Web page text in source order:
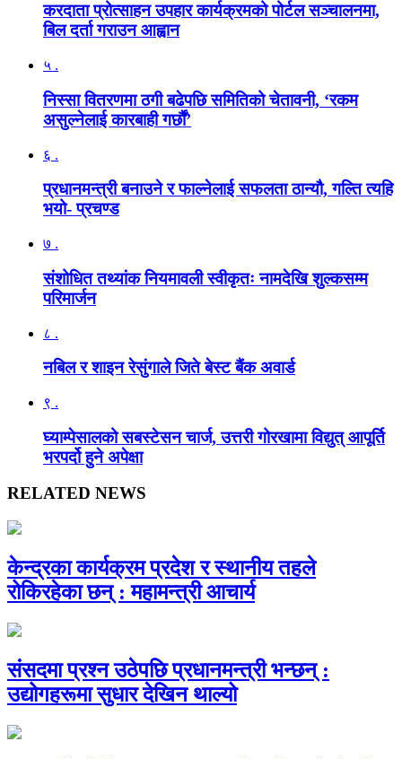
करदाता प्रोत्साहन उपहार कार्यक्रमको पोर्टल सञ्चालनमा,
बिल दर्ता गराउन आह्वान
५ .
निस्सा वितरणमा ठगी बढेपछि समितिको चेतावनी, ‘रकम
असुल्नेलाई कारबाही गर्छाैं’
६ .
प्रधानमन्त्री बनाउने र फाल्नेलाई सफलता ठान्यौ, गल्ति त्यहि
भयो- प्रचण्ड
७ .
संशोधित तथ्यांक नियमावली स्वीकृतः नामदेखि शुल्कसम्म
परिमार्जन
८ .
नबिल र शाइन रेसुंगाले जिते बेस्ट बैंक अवार्ड
९ .
घ्याम्पेसालको सबस्टेसन चार्ज, उत्तरी गोरखामा विद्युत् आपूर्ति
भरपर्दो हुने अपेक्षा
RELATED NEWS
केन्द्रका कार्यक्रम प्रदेश र स्थानीय तहले
रोकिरहेका छन् : महामन्त्री आचार्य
संसदमा प्रश्न उठेपछि प्रधानमन्त्री भन्छन् :
उद्योगहरूमा सुधार देखिन थाल्यो